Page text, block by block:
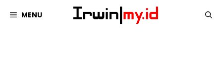
MENU